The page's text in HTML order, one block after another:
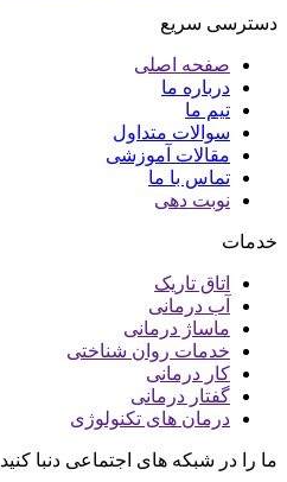
دسترسی سریع
صفحه اصلی
درباره ما
تیم ما
سوالات متداول
مقالات آموزشی
تماس با ما
نوبت دهی
خدمات
اتاق تاریک
آب درمانی
ماساژ درمانی
خدمات روان شناختی
کار درمانی
گفتار درمانی
درمان های تکنولوژی
ما را در شبکه های اجتماعی دنبا کنید